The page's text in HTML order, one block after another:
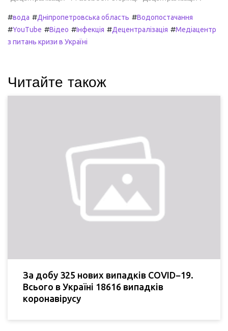
#вода #Дніпропетровська область #Водопостачання
#YouTube #Відео #Інфекція #Децентралізація #Медіацентр
з питань кризи в Україні
Читайте також
За добу 325 нових випадків COVID−19.
Всього в Україні 18616 випадків
коронавірусу